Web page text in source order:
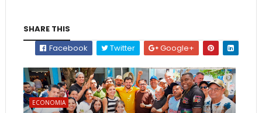
SHARE THIS
Facebook
Twitter Google+
ECONOMIA